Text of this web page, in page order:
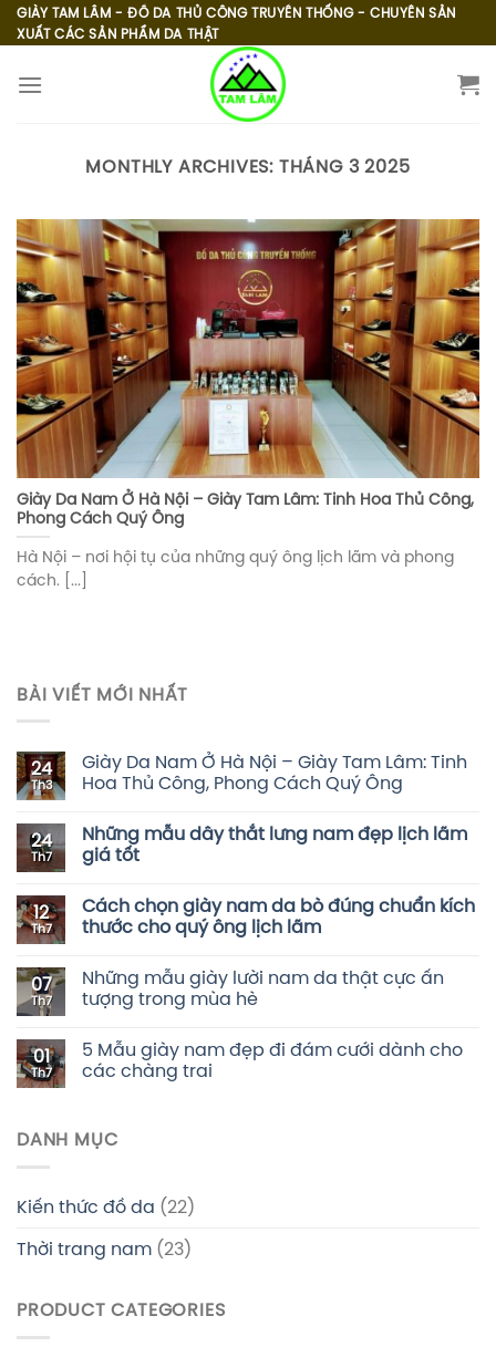
Skip
to
GIÀY TAM LÂM - ĐỒ DA THỦ CÔNG TRUYỀN THỐNG - CHUYÊN SẢN
XUẤT CÁC SẢN PHẨM DA THẬT
MONTHLY ARCHIVES: THÁNG 3 2025
Giày Da Nam Ở Hà Nội – Giày Tam Lâm: Tinh Hoa Thủ Công,
Phong Cách Quý Ông
Hà Nội – nơi hội tụ của những quý ông lịch lãm và phong
cách. [...]
BÀI VIẾT MỚI NHẤT
24
Th3
Giày Da Nam Ở Hà Nội – Giày Tam Lâm: Tinh
Hoa Thủ Công, Phong Cách Quý Ông
24
Th7
Những mẫu dây thắt lưng nam đẹp lịch lãm
giá tốt
12
Th7
Cách chọn giày nam da bò đúng chuẩn kích
thước cho quý ông lịch lãm
07
Th7
Những mẫu giày lười nam da thật cực ấn
tượng trong mùa hè
01
Th7
5 Mẫu giày nam đẹp đi đám cưới dành cho
các chàng trai
DANH MỤC
Kiến thức đồ da (22)
Thời trang nam (23)
PRODUCT CATEGORIES